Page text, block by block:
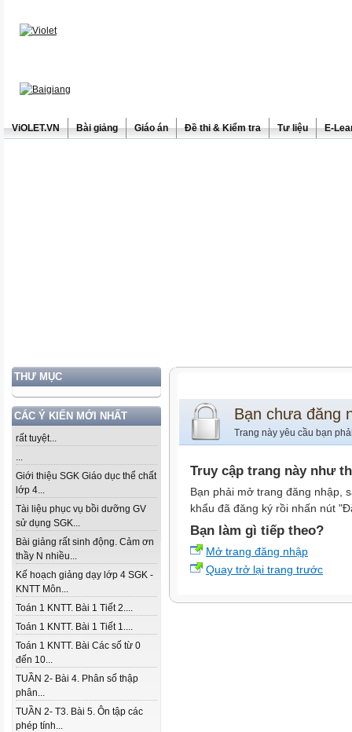
ViOLET.VN Bài giảng Giáo án Đề thi & Kiểm tra Tư liệu E-
THƯ MỤC
CÁC Ý KIẾN MỚI NHẤT
rất tuyệt...
...
Giới thiệu SGK Giáo dục thể chất
lớp 4...
Tài liệu phục vụ bồi dưỡng GV
sử dụng SGK...
Bài giảng rất sinh động. Cảm ơn
thầy N nhiều...
Kế hoạch giảng dạy lớp 4 SGK -
KNTT Môn...
Toán 1 KNTT. Bài 1 Tiết 2....
Toán 1 KNTT. Bài 1 Tiết 1....
Toán 1 KNTT. Bài Các số từ 0
đến 10...
TUẦN 2- Bài 4. Phân số thập
phân...
TUẦN 2- T3. Bài 5. Ôn tập các
phép tính...
Bạn chưa đăng
Trang này yêu cầu bạn
Truy cập trang này như
Bạn phải mở trang đăng nhập,
khẩu đã đăng ký rồi nhấn nút
Bạn làm gì tiếp theo?
Mở trang đăng nhập
Quay trở lại trang trước